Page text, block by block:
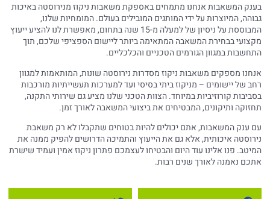
בענק המשאבות אנחנו מתמחים באספקת משאבות ניקוז מנירוסטה באיכות
גבוהה, המיוצרות על ידי המותגים המובילים בעולם. המומחיות שלנו,
המבוססת על ניסיון של למעלה מ-15 שנה בתחום, מאפשרת לנו להציע ייעוץ
מקצועי בבחירת המשאבה המתאימה ביותר ליישום הספציפי שלכם, תוך
התחשבות במגוון הגורמים הטכניים והכלכליים.
אנחנו מספקים משאבות ניקוז מסדרות נירוסטה שונות, המותאמות למגוון
רחב של יישומים – מניקוז ביתי בסיסי ועד למערכות תעשייתיות מורכבות
בסביבות קורוזיביות במיוחד. הצוות הטכני שלנו מציע גם שירותי התקנה,
תחזוקה ותיקונים, המבטיחים את ביצועי המשאבה לאורך זמן.
עם ענק המשאבות, אתם יכולים להיות בטוחים שתקבלו לא רק משאבת
נירוסטה איכותית, אלא גם את הייעוץ והתמיכה הדרושים להפיק ממנה את
המיטב. פנו אלינו עוד היום והבטיחו לעצמכם פתרון ניקוז אמין ועמיד שישרת
אתכם נאמנה לאורך שנים רבות.